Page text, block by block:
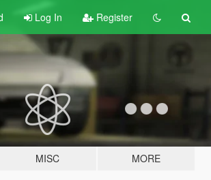
Log In Register
MISC MORE